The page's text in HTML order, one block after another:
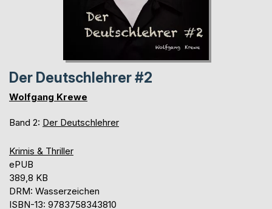
Der Deutschlehrer #2
Wolfgang Krewe
Band 2: Der Deutschlehrer
Krimis & Thriller
ePUB
389,8 KB
DRM: Wasserzeichen
ISBN-13: 9783758343810